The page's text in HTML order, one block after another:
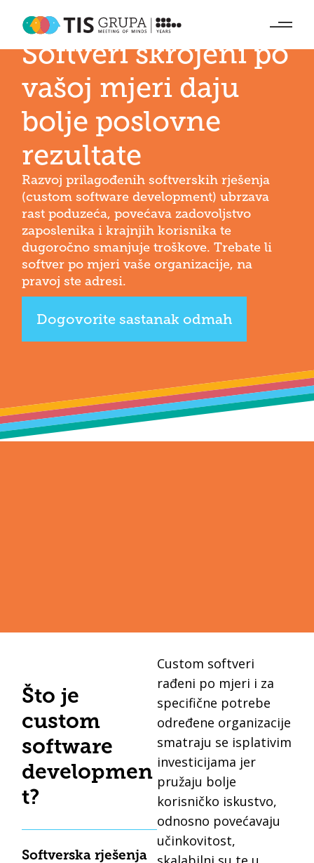
PRILAGOĐENOVAMA
Softveri skrojeni po
vašoj mjeri daju
bolje poslovne
rezultate
Razvoj prilagođenih softverskih rješenja
(custom software development) ubrzava
rast poduzeća, povećava zadovoljstvo
zaposlenika i krajnjih korisnika te
dugoročno smanjuje troškove. Trebate li
softver po mjeri vaše organizacije, na
pravoj steadresi.
Dogovorite sastanak odmah
Što je
custom
software
developmen
t?
Softverska rješenja
Custom softveri
rađeni po mjeri i za
specifične potrebe
određene organizacije
smatraju se isplativim
investicijama jer
pružaju bolje
korisničko iskustvo,
odnosno povećavaju
učinkovitost,